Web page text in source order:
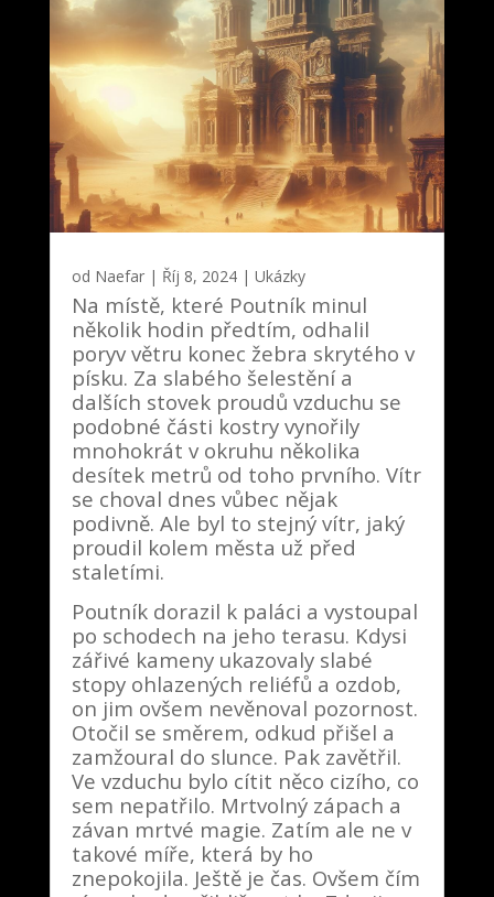
od Naefar| Říj 8, 2024| Ukázky
Na místě, které Poutník minul
několik hodin předtím, odhalil
poryv větru konec žebra skrytého v
písku. Za slabého šelestění a
dalších stovek proudů vzduchu se
podobné části kostry vynořily
mnohokrát v okruhu několika
desítek metrů od toho prvního. Vítr
se choval dnes vůbec nějak
podivně. Ale byl to stejný vítr, jaký
proudil kolem města už před
staletími.
Poutník dorazil k paláci a vystoupal
po schodech na jeho terasu. Kdysi
zářivé kameny ukazovaly slabé
stopy ohlazených reliéfů a ozdob,
on jim ovšem nevěnoval pozornost.
Otočil se směrem, odkud přišel a
zamžoural do slunce. Pak zavětřil.
Ve vzduchu bylo cítit něco cizího, co
sem nepatřilo. Mrtvolný zápach a
závan mrtvé magie. Zatím ale ne v
takové míře, která by ho
znepokojila. Ještě je čas. Ovšem čím